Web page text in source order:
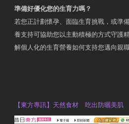
準備好優化您的生育力嗎？
若您正計劃懷孕、面臨生育挑戰，或準
養支持可協助您以主動積極的方式守護
解個人化的生育營養如何支持您邁向親職
【東方專訊】天然食材 吃出防曬美肌